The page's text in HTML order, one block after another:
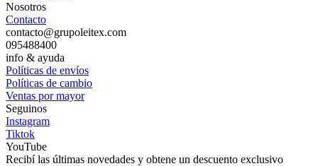
Nosotros
Contacto
contacto@grupoleitex.com
095488400
info & ayuda
Políticas de envíos
Políticas de cambio
Ventas por mayor
Seguinos
Instagram
Tiktok
YouTube
Recibí las últimas novedades y obtene un descuento exclusivo